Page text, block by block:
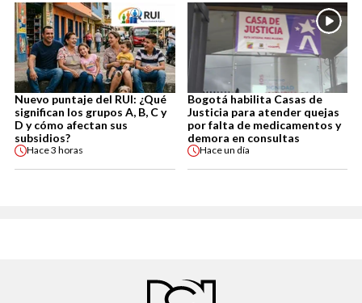
Nuevo puntaje del RUI: ¿Qué
significan los grupos A, B, C y
D y cómo afectan sus
subsidios?
Hace3 horas
Bogotá habilita Casas de
Justicia para atender quejas
por falta de medicamentos y
demora en consultas
Haceun día